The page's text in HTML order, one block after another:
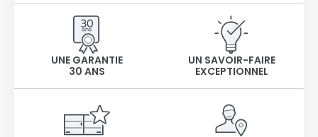
UNE GARANTIE
30 ANS
UN SAVOIR-FAIRE
EXCEPTIONNEL